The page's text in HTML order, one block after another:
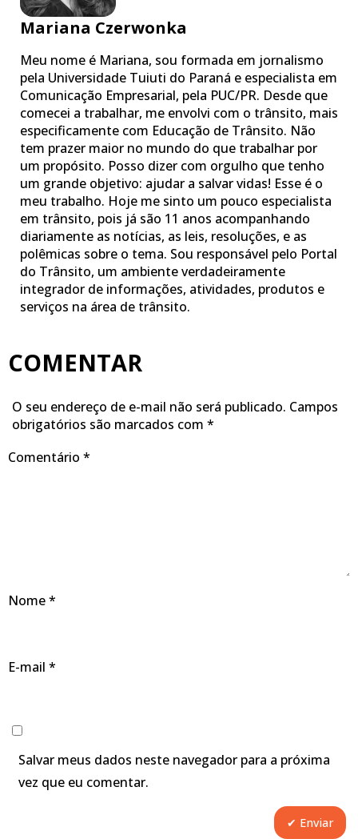
Mariana Czerwonka
Meu nome é Mariana, sou formada em jornalismo
pela Universidade Tuiuti do Paraná e especialista em
Comunicação Empresarial, pela PUC/PR. Desde que
comecei a trabalhar, me envolvi com o trânsito, mais
especificamente com Educação de Trânsito. Não
tem prazer maior no mundo do que trabalhar por
um propósito. Posso dizer com orgulho que tenho
um grande objetivo: ajudar a salvar vidas! Esse é o
meu trabalho. Hoje me sinto um pouco especialista
em trânsito, pois já são 11 anos acompanhando
diariamente as notícias, as leis, resoluções, e as
polêmicas sobre o tema. Sou responsável pelo Portal
do Trânsito, um ambiente verdadeiramente
integrador de informações, atividades, produtos e
serviços na área de trânsito.
COMENTAR
O seu endereço de e-mail não será publicado. Campos
obrigatórios são marcados com *
Comentário *
Nome*
E-mail *
Salvar meus dados neste navegador para a próxima
vez que eu comentar.